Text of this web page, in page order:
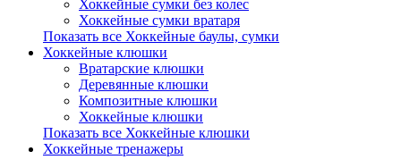
Хоккейные сумки без колес
Хоккейные сумки вратаря
Показать все Хоккейные баулы, сумки
Хоккейные клюшки
Вратарские клюшки
Деревянные клюшки
Композитные клюшки
Хоккейные клюшки
Показать все Хоккейные клюшки
Хоккейные тренажеры